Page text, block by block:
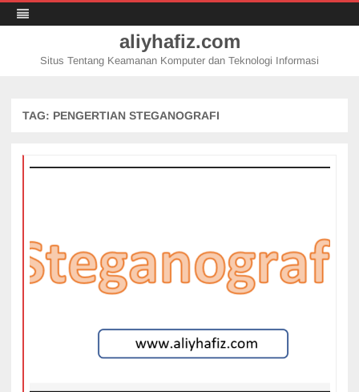
aliyhafiz.com
Situs Tentang Keamanan Komputer dan Teknologi Informasi
TAG: PENGERTIAN STEGANOGRAFI